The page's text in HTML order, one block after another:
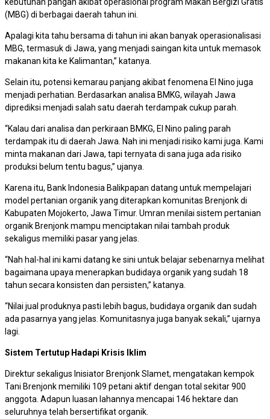
(MBG) di berbagai daerah tahun ini.
Apalagi kita tahu bersama di tahun ini akan banyak operasionalisasi
MBG, termasuk di Jawa, yang menjadi saingan kita untuk memasok
makanan kita ke Kalimantan,” katanya.
Selain itu, potensi kemarau panjang akibat fenomena El Nino juga
menjadi perhatian. Berdasarkan analisa BMKG, wilayah Jawa
diprediksi menjadi salah satu daerah terdampak cukup parah.
“Kalau dari analisa dan perkiraan BMKG, El Nino paling parah
terdampak itu di daerah Jawa. Nah ini menjadi risiko kami juga. Kami
minta makanan dari Jawa, tapi ternyata di sana juga ada risiko
produksi belum tentu bagus,” ujanya.
Karena itu, Bank Indonesia Balikpapan datang untuk mempelajari
model pertanian organik yang diterapkan komunitas Brenjonk di
Kabupaten Mojokerto, Jawa Timur. Umran menilai sistem pertanian
organik Brenjonk mampu menciptakan nilai tambah produk
sekaligus memiliki pasar yang jelas.
“Nah hal-hal ini kami datang ke sini untuk belajar sebenarnya melihat
bagaimana upaya menerapkan budidaya organik yang sudah 18
tahun secara konsisten dan persisten,” katanya.
“Nilai jual produknya pasti lebih bagus, budidaya organik dan sudah
ada pasarnya yang jelas. Komunitasnya juga banyak sekali,” ujarnya
lagi.
Sistem Tertutup Hadapi Krisis Iklim
Direktur sekaligus Inisiator Brenjonk Slamet, mengatakan kempok
Tani Brenjonk memiliki 109 petani aktif dengan total sekitar 900
anggota. Adapun luasan lahannya mencapai 146 hektare dan
seluruhnya telah bersertifikat organik.